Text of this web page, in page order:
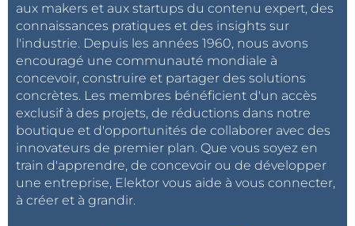
aux makers et aux startups du contenu expert, des
connaissances pratiques et des insights sur
l'industrie. Depuis les années 1960, nous avons
encouragé une communauté mondiale à
concevoir, construire et partager des solutions
concrètes. Les membres bénéficient d'un accès
exclusif à des projets, de réductions dans notre
boutique et d'opportunités de collaborer avec des
innovateurs de premier plan. Que vous soyez en
train d'apprendre, de concevoir ou de développer
une entreprise, Elektor vous aide à vous connecter,
à créer et à grandir.